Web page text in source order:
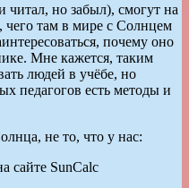
читал, но забыл), смогут на
чего там в мире с Солнцем
почему оно
Мне кажется, таким
людей в учёбе, но
педагогов есть методы и
не то, что у нас:
сайте SunCalc